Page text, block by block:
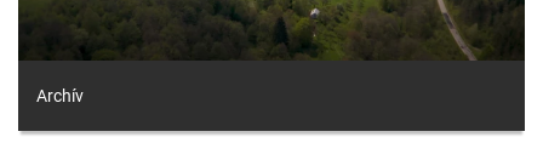
Archív